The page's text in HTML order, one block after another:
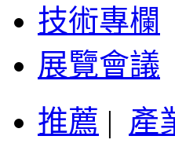
技術專欄
展覽會議
推薦 | 產